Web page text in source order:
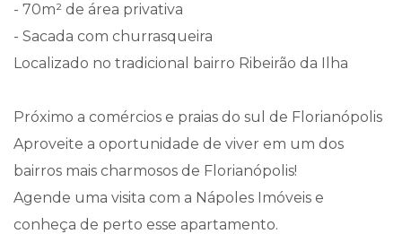
- 70m² de área privativa
- Sacada com churrasqueira
Localizado no tradicional bairro Ribeirão da Ilha
Próximo a comércios e praias do sul de Florianópolis
Aproveite a oportunidade de viver em um dos
bairros mais charmosos de Florianópolis!
Agende uma visita com a Nápoles Imóveis e
conheça de perto esse apartamento.